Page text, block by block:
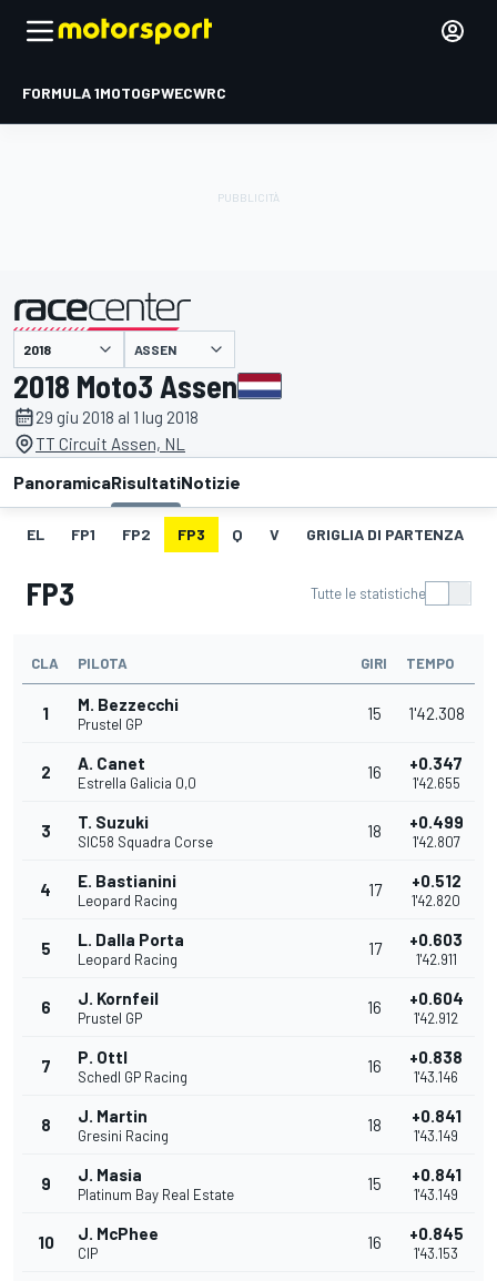
FORMULA 1MOTOGPWECWRC
presentato da ASSEN
2018 Moto3 Assen
29 giu 2018 al 1 lug 2018
TT Circuit Assen, NL
PanoramicaRisultatiNotizie
EL FP1 FP2 FP3 Q V GRIGLIA DI PARTENZA
FP3 Tutte le statistiche
CLA PILOTA GIRI TEMPO
1 M. Bezzecchi
Prustel GP
15 1'42.308
2 A. Canet
Estrella Galicia 0,0
16 +0.347
1'42.655
3 T. Suzuki
SIC58 Squadra Corse
18 +0.499
1'42.807
4 E. Bastianini
Leopard Racing
17 +0.512
1'42.820
5 L. Dalla Porta
Leopard Racing
17 +0.603
1'42.911
6 J. Kornfeil
Prustel GP
16 +0.604
1'42.912
7 P. Ottl
Schedl GP Racing
16 +0.838
1'43.146
8 J. Martin
Gresini Racing
18 +0.841
1'43.149
9 J. Masia
Platinum Bay Real Estate
15 +0.841
1'43.149
10 J. McPhee
CIP
16 +0.845
1'43.153